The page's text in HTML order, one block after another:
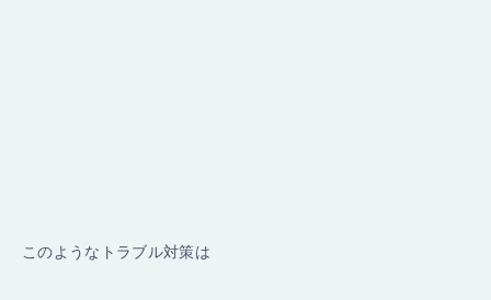
このようなトラブル対策は